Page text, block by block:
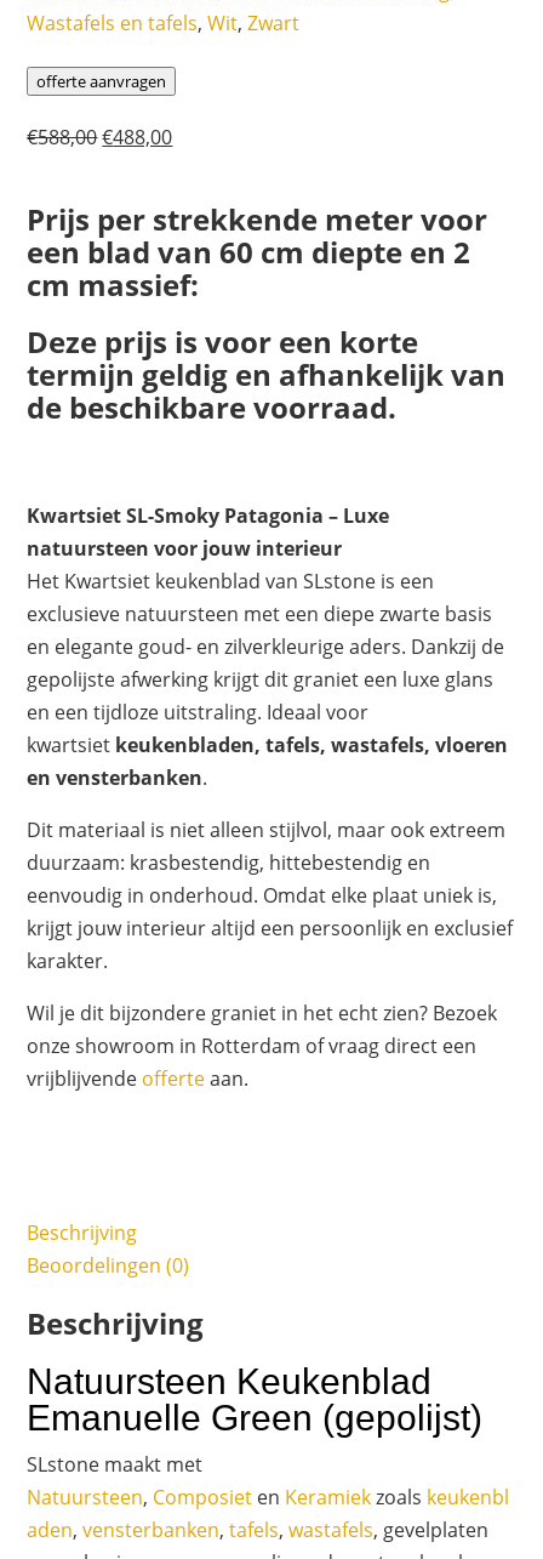
Wastafels en tafels,Wit,Zwart
offerte aanvragen
€588,00Oorspronkelijke
€588,00.
€488,00Huidige
€488,00.
Prijs per strekkende meter voor
een blad van 60 cm diepte en 2
cm massief:
Deze prijs is voor een korte
termijn geldig en afhankelijk van
de beschikbare voorraad.
Kwartsiet SL-Smoky Patagonia – Luxe
natuursteen voor jouw interieur
Het Kwartsiet keukenblad van SLstone is een
exclusieve natuursteen met een diepe zwarte basis
en elegante goud- en zilverkleurige aders. Dankzij de
gepolijste afwerking krijgt dit graniet een luxe glans
en een tijdloze uitstraling. Ideaal voor
kwartsiet keukenbladen, tafels, wastafels, vloeren
en vensterbanken.
Dit materiaal is niet alleen stijlvol, maar ook extreem
duurzaam: krasbestendig, hittebestendig en
eenvoudig in onderhoud. Omdat elke plaat uniek is,
krijgt jouw interieur altijd een persoonlijk en exclusief
karakter.
Wil je dit bijzondere graniet in het echt zien? Bezoek
onze showroom in Rotterdam of vraag direct een
vrijblijvende offerteaan.
Beschrijving
Beoordelingen (0)
Beschrijving
Natuursteen Keukenblad
Emanuelle Green (gepolijst)
SLstone maakt met
Natuursteen, Composiet en Keramiekzoals keukenbl
aden,vensterbanken,tafels,wastafels, gevelplaten